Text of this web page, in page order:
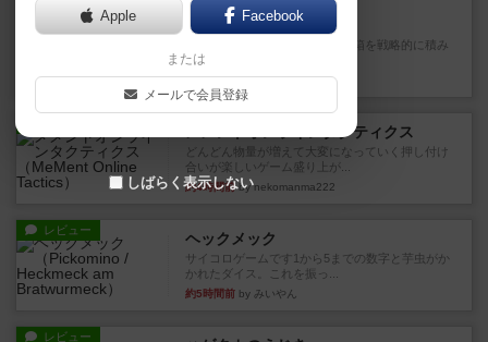
マーケットフレッシュ
目的あなたの店先に農産物の木箱を戦略的に積み
重ねて在庫を最大化し、競合...
約3時間前by jurong
メメントオンラインタクティクス
どんどん物量が増えて大変になっていく押し付け
合いが楽しいゲーム盛り上が...
約4時間前by nekomanma222
レビュー ヘックメック
サイコロゲームです1から5までの数字と芋虫がか
かれたダイス。これを振っ...
約5時間前 by みいやん
レビュー
Apple Facebook
または
メールで会員登録
しばらく表示しない